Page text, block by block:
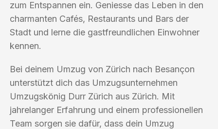
zum Entspannen ein. Geniesse das Leben in den
charmanten Cafés, Restaurants und Bars der
Stadt und lerne die gastfreundlichen Einwohner
kennen.
Bei deinem Umzug von Zürich nach Besançon
unterstützt dich das Umzugsunternehmen
Umzugskönig Durr Zürich aus Zürich. Mit
jahrelanger Erfahrung und einem professionellen
Team sorgen sie dafür, dass dein Umzug